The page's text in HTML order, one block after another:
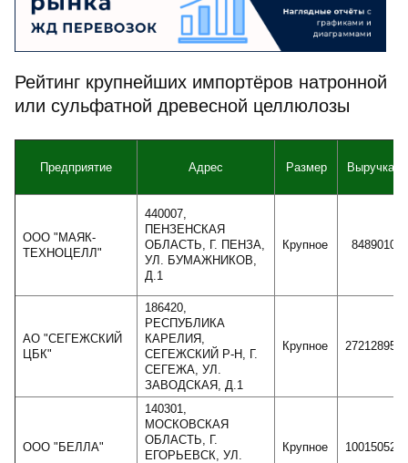
Рейтинг крупнейших импортёров натронной
или сульфатной древесной целлюлозы
Предприятие Адрес Размер Выручка
ООО "МАЯК-
ТЕХНОЦЕЛЛ"
440007,
ПЕНЗЕНСКАЯ
ОБЛАСТЬ, Г. ПЕНЗА,
УЛ. БУМАЖНИКОВ,
Д.1
Крупное 8489010
АО "СЕГЕЖСКИЙ
ЦБК"
186420,
РЕСПУБЛИКА
КАРЕЛИЯ,
СЕГЕЖСКИЙ Р-Н, Г.
СЕГЕЖА, УЛ.
ЗАВОДСКАЯ, Д.1
Крупное 27212895
ООО "БЕЛЛА"
140301,
МОСКОВСКАЯ
ОБЛАСТЬ, Г.
ЕГОРЬЕВСК, УЛ.
Крупное 10015052